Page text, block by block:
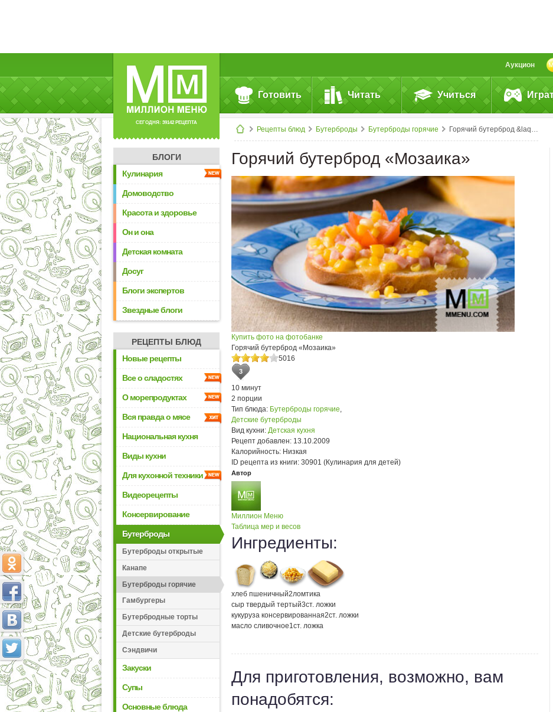
СЕГОДНЯ: 39142 РЕЦЕПТА
Аукцион
Готовить Читать Учиться
Рецепты блюд Бутерброды Бутерброды горячие Горячий бутерброд &laquo;Мозаика&raquo;
БЛОГИ
Кулинария
Домоводство
Красота и здоровье
Он и она
Детская комната
Досуг
Блоги экспертов
Звездные блоги
РЕЦЕПТЫ БЛЮД
Новые рецепты
Все о сладостях
О морепродуктах
Вся правда о мясе
Национальная кухня
Виды кухни
Для кухонной техники
Видеорецепты
Консервирование
Бутерброды
Бутерброды открытые
Канапе
Бутерброды горячие
Гамбургеры
Бутербродные торты
Детские бутерброды
Сэндвичи
Закуски
Супы
Основные блюда
Горячий бутерброд «Мозаика»
Купить фото на фотобанке
Горячий бутерброд «Мозаика»
5016
3
10 минут
2 порции
Тип блюда: Бутерброды горячие,
Детские бутерброды
Вид кухни: Детская кухня
Рецепт добавлен: 13.10.2009
Калорийность: Низкая
ID рецепта из книги: 30901 (Кулинария для детей)
Автор
Миллион Меню
Таблица мер и весов
Ингредиенты:
хлеб пшеничный2ломтика
сыр твердый тертый3ст. ложки
кукуруза консервированная2ст. ложки
масло сливочное1ст. ложка
Для приготовления, возможно, вам
понадобятся: